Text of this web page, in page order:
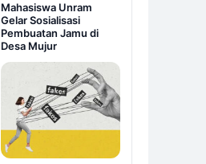
Mahasiswa Unram
Gelar Sosialisasi
Pembuatan Jamu di
Desa Mujur